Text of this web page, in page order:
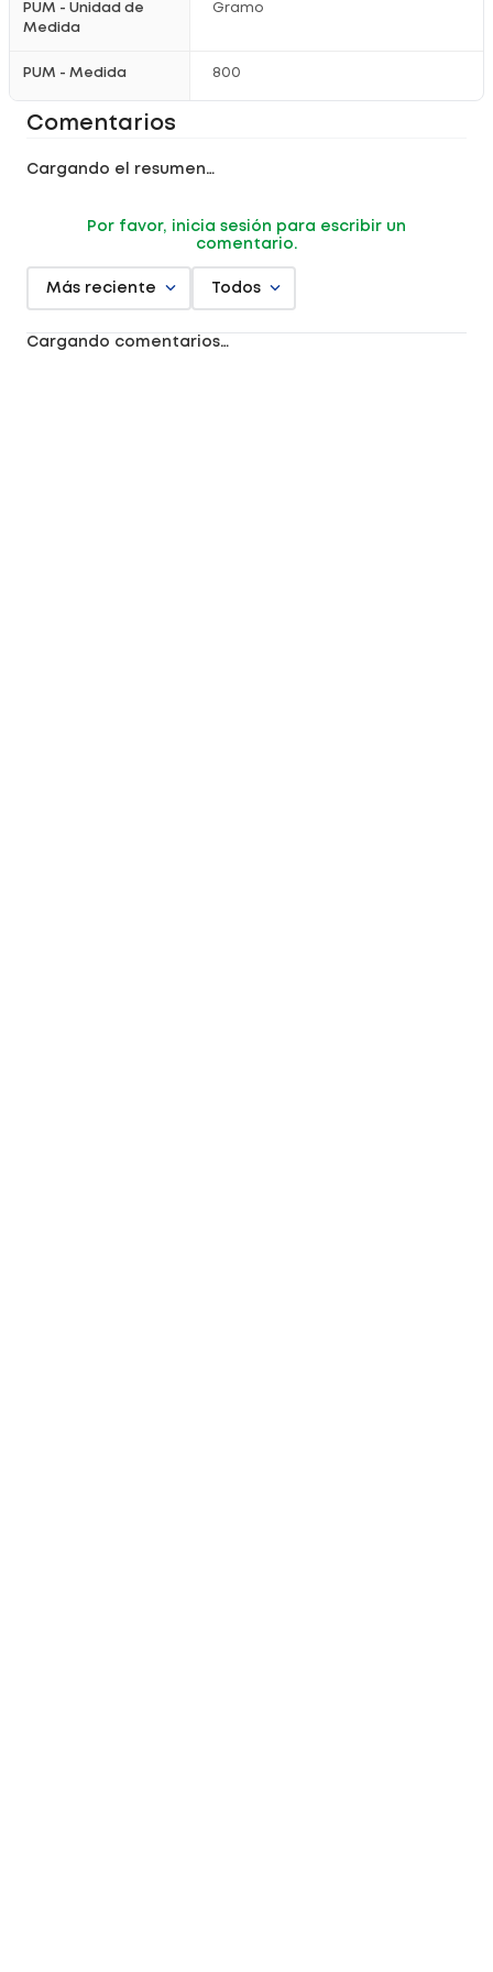
PUM - Unidad de
Medida
Gramo
PUM - Medida 800
Comentarios
Cargando el resumen…
Por favor, inicia sesión para escribir un
comentario.
Más reciente Todos
Cargando comentarios…